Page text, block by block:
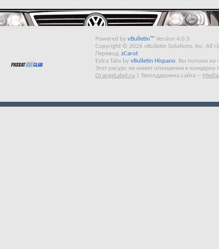
Powered by vBulletin™ Version 4.0.3
Copyright © 2026 vBulletin Solutions, Inc. All
Перевод: zCarot
Extra Tabs by vBulletin Hispano
Вы попали на
Этот ресурс не имеет отношения к концерну
OrangeLabel.ru
Техподдержка сайта --